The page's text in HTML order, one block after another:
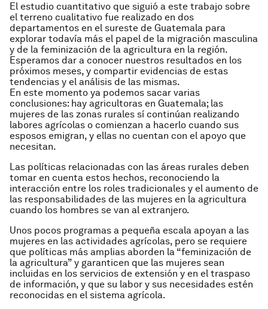
El estudio cuantitativo que siguió a este trabajo sobre
el terreno cualitativo fue realizado en dos
departamentos en el sureste de Guatemala para
explorar todavía más el papel de la migración masculina
y de la feminización de la agricultura en la región.
Esperamos dar a conocer nuestros resultados en los
próximos meses, y compartir evidencias de estas
tendencias y el análisis de las mismas.
En este momento ya podemos sacar varias
conclusiones: hay agricultoras en Guatemala; las
mujeres de las zonas rurales sí continúan realizando
labores agrícolas o comienzan a hacerlo cuando sus
esposos emigran, y ellas no cuentan con el apoyo que
necesitan.
Las políticas relacionadas con las áreas rurales deben
tomar en cuenta estos hechos, reconociendo la
interacción entre los roles tradicionales y el aumento de
las responsabilidades de las mujeres en la agricultura
cuando los hombres se van al extranjero.
Unos pocos programas a pequeña escala apoyan a las
mujeres en las actividades agrícolas, pero se requiere
que políticas más amplias aborden la “feminización de
la agricultura” y garanticen que las mujeres sean
incluidas en los servicios de extensión y en el traspaso
de información, y que su labor y sus necesidades estén
reconocidas en el sistema agrícola.